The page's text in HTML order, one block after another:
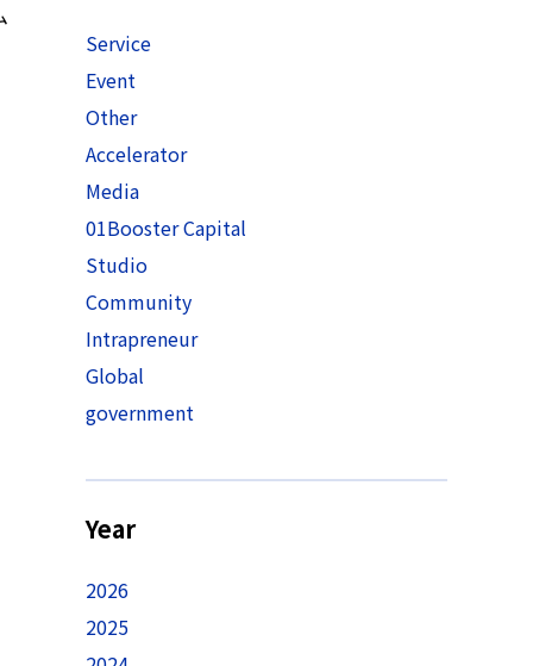
Service
Event
Other
Accelerator
Media
01Booster Capital
Studio
Community
Intrapreneur
Global
government
Year
2026
2025